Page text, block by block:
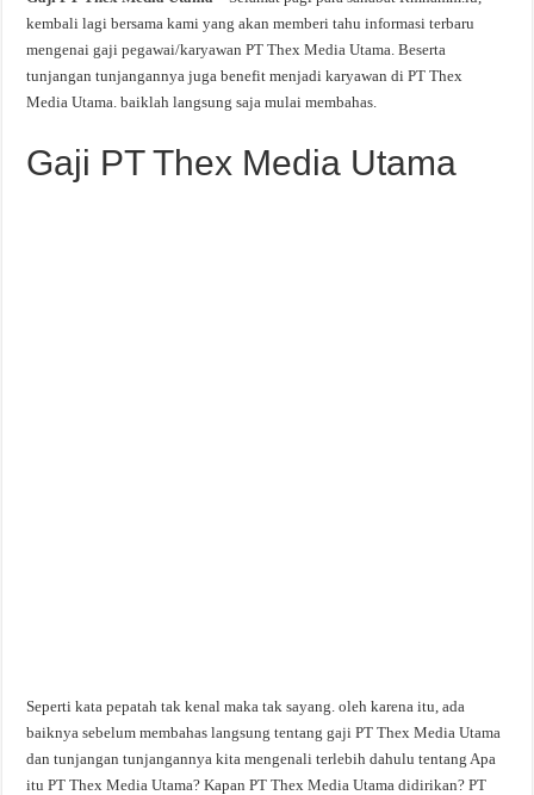
kembali lagi bersama kami yang akan memberi tahu informasi terbaru
mengenai gaji pegawai/karyawan PT Thex Media Utama. Beserta
tunjangan tunjangannya juga benefit menjadi karyawan di PT Thex
Media Utama. baiklah langsung saja mulai membahas.
Gaji PT Thex Media Utama
Seperti kata pepatah tak kenal maka tak sayang. oleh karena itu, ada
baiknya sebelum membahas langsung tentang gaji PT Thex Media Utama
dan tunjangan tunjangannya kita mengenali terlebih dahulu tentang Apa
itu PT Thex Media Utama? Kapan PT Thex Media Utama didirikan? PT